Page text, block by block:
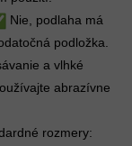
Nie, podlaha má
podložka.
a vlhké
abrazívne
rozmery: